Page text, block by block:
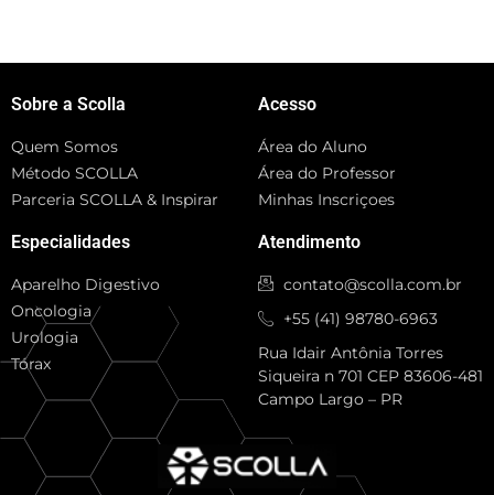
Sobre a Scolla
Quem Somos
Método SCOLLA
Parceria SCOLLA & Inspirar
Especialidades
Aparelho Digestivo
Oncologia
Urologia
Tórax
Acesso
Área do Aluno
Área do Professor
Minhas Inscriçoes
Atendimento
contato@scolla.com.br
+55 (41) 98780-6963
Rua Idair Antônia Torres
Siqueira n 701 CEP 83606-481
Campo Largo – PR